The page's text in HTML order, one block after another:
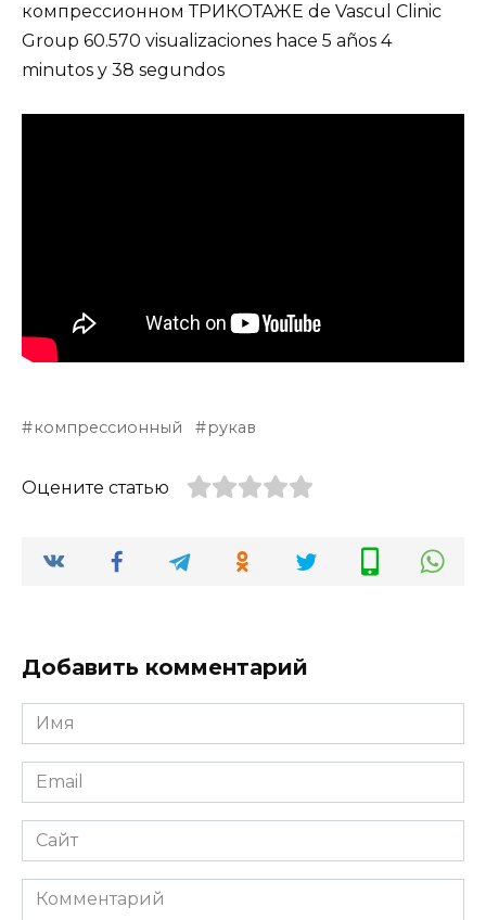
компрессионном ТРИКОТАЖЕ de Vascul Clinic
Group 60.570 visualizaciones hace 5 años 4
minutos y 38 segundos
компрессионный рукав
Оцените статью
Добавить комментарий
Имя
*
Email
*
Сайт
Комментарий